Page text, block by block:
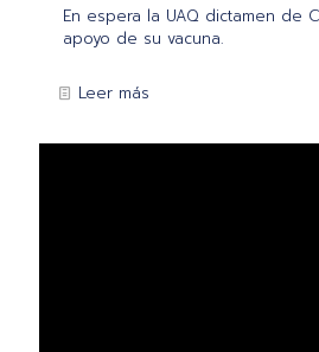
En espera la UAQ dictamen de
apoyo de su vacuna.
Leer más